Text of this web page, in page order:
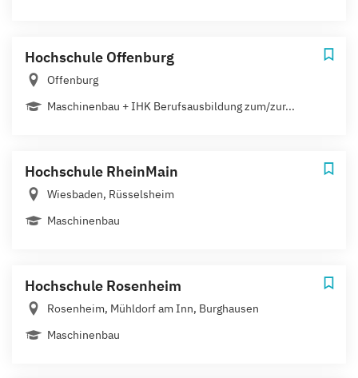
Hochschule Offenburg
Offenburg
Maschinenbau + IHK Berufsausbildung zum/zur...
Hochschule RheinMain
Wiesbaden, Rüsselsheim
Maschinenbau
Hochschule Rosenheim
Rosenheim, Mühldorf am Inn, Burghausen
Maschinenbau